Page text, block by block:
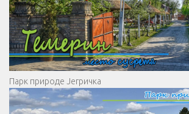
Парк природе Јегричка